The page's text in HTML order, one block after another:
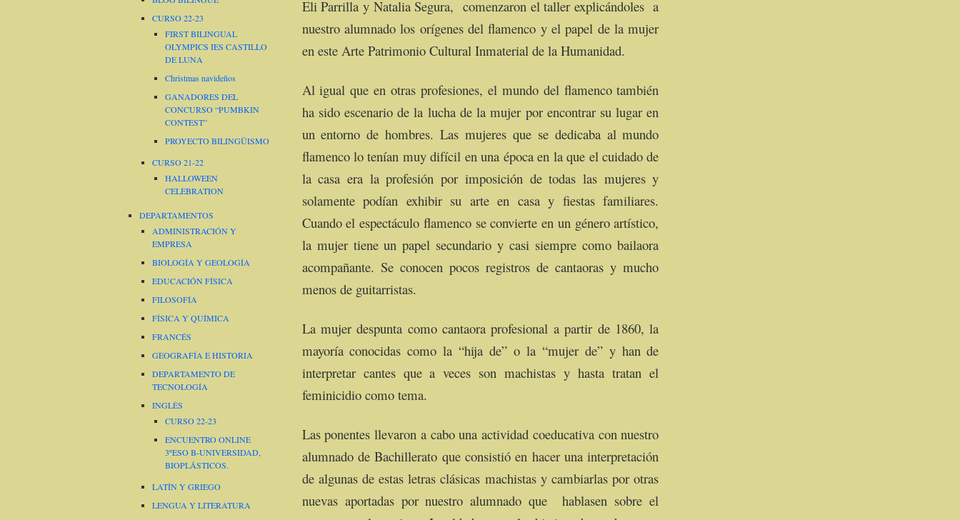
Eli Parrilla y Natalia Segura, comenzaron el taller explicándoles a
nuestro alumnado los orígenes del flamenco y el papel de la mujer
en este Arte Patrimonio Cultural Inmaterial de la Humanidad.
Al igual que en otras profesiones, el mundo del flamenco también
ha sido escenario de la lucha de la mujer por encontrar su lugar en
un entorno de hombres. Las mujeres que se dedicaba al mundo
flamenco lo tenían muy difícil en una época en la que el cuidado de
la casa era la profesión por imposición de todas las mujeres y
solamente podían exhibir su arte en casa y fiestas familiares.
Cuando el espectáculo flamenco se convierte en un género artístico,
la mujer tiene un papel secundario y casi siempre como bailaora
acompañante. Se conocen pocos registros de cantaoras y mucho
menos de guitarristas.
La mujer despunta como cantaora profesional a partir de 1860, la
mayoría conocidas como la “hija de” o la “mujer de” y han de
interpretar cantes que a veces son machistas y hasta tratan el
feminicidio como tema.
Las ponentes llevaron a cabo una actividad coeducativa con nuestro
alumnado de Bachillerato que consistió en hacer una interpretación
de algunas de estas letras clásicas machistas y cambiarlas por otras
nuevas aportadas por nuestro alumnado que hablasen sobre el
CURSO 22-23
FIRST BILINGUAL
OLYMPICS IES CASTILLO
DE LUNA
Christmas navideños
GANADORES DEL
CONCURSO “PUMBKIN
CONTEST”
PROYECTO BILINGÜISMO
CURSO 21-22
HALLOWEEN
CELEBRATION
DEPARTAMENTOS
ADMINISTRACIÓN Y
EMPRESA
BIOLOGÍA Y GEOLOGÍA
EDUCACIÓN FÍSICA
FILOSOFÍA
FÍSICA Y QUÍMICA
FRANCÉS
GEOGRAFÍA E HISTORIA
DEPARTAMENTO DE
TECNOLOGÍA
INGLÉS
CURSO 22-23
ENCUENTRO ONLINE
3ºESO B-UNIVERSIDAD,
BIOPLÁSTICOS.
LATÍN Y GRIEGO
LENGUA Y LITERATURA